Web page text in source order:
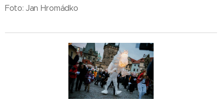
Foto: Jan Hromádko